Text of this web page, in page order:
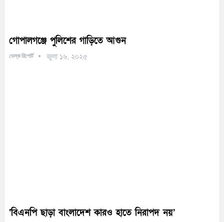
গোপালগঞ্জে পুলিশের গাড়িতে আগুন
ডেস্ক রিপোর্ট জুলা ১৬, ২০২৫
‘বিএনপি ছাড়া বাংলাদেশ কারও হাতে নিরাপদ নয়’